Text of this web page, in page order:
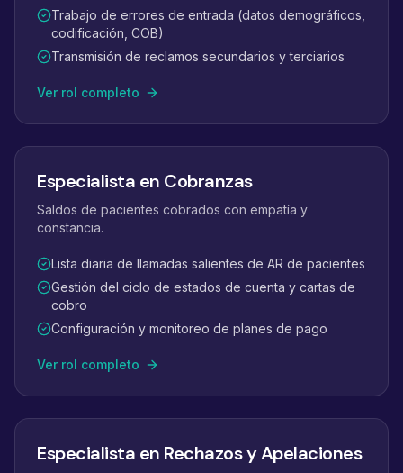
Trabajo de errores de entrada (datos demográficos,
codificación, COB)
Transmisión de reclamos secundarios y terciarios
Ver rol completo
Especialista en Cobranzas
Saldos de pacientes cobrados con empatía y
constancia.
Lista diaria de llamadas salientes de AR de pacientes
Gestión del ciclo de estados de cuenta y cartas de
cobro
Configuración y monitoreo de planes de pago
Ver rol completo
Especialista en Rechazos y Apelaciones